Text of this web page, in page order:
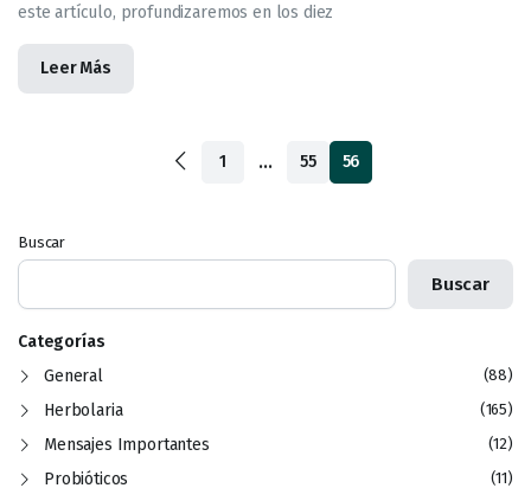
este artículo, profundizaremos en los diez
Leer Más
1 … 55 56
Buscar
Buscar
Categorías
General
(88)
Herbolaria (165)
Mensajes Importantes (12)
Probióticos (11)